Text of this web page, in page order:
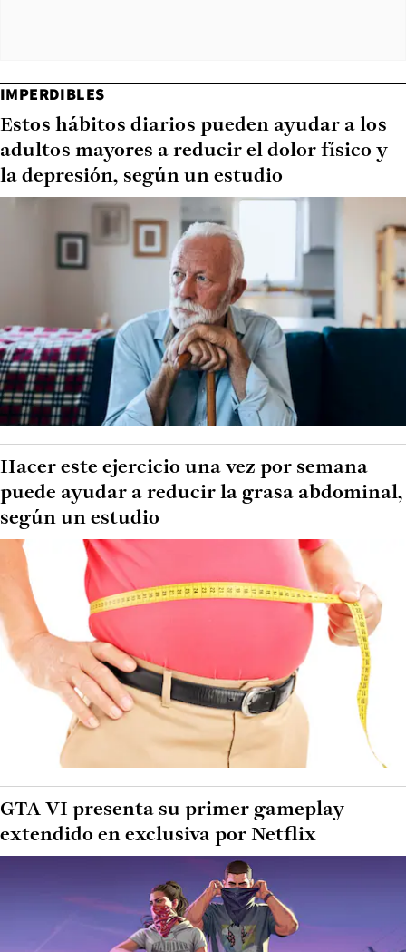
IMPERDIBLES
Estos hábitos diarios pueden ayudar a los
adultos mayores a reducir el dolor físico y
la depresión, según un estudio
Hacer este ejercicio una vez por semana
puede ayudar a reducir la grasa abdominal,
según un estudio
GTA VI presenta su primer gameplay
extendido en exclusiva por Netflix